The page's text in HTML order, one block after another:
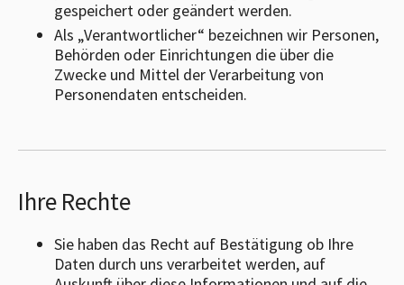
gespeichert oder geändert werden.
Als „Verantwortlicher“ bezeichnen wir Personen,
Behörden oder Einrichtungen die über die
Zwecke und Mittel der Verarbeitung von
Personendaten entscheiden.
Ihre Rechte
Sie haben das Recht auf Bestätigung ob Ihre
Daten durch uns verarbeitet werden, auf